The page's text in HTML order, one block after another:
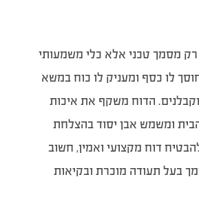
רק מסמך טכני אלא כלי משמעותי
לו כסף ומעניק לו כוח במשא
הדוח משקף את איכות
ומשמש אבן יסוד בהצלחת
דוח מקצועי ואמין, חשוב
בעל תעודה מוכרת ובקיאות